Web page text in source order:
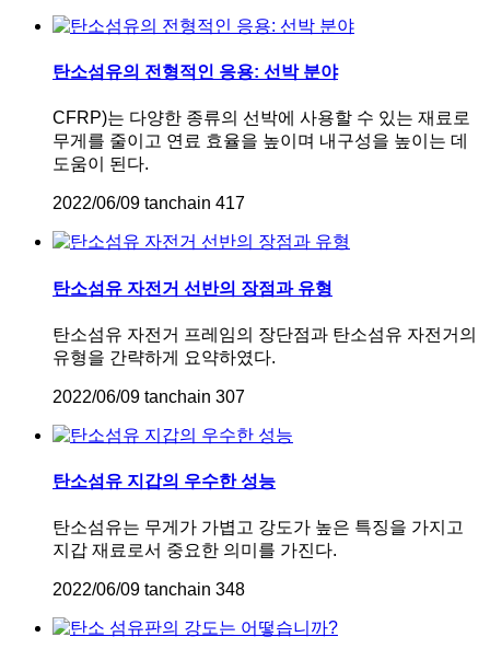
탄소섬유의 전형적인 응용: 선박 분야
CFRP)는 다양한 종류의 선박에 사용할 수 있는 재료로
무게를 줄이고 연료 효율을 높이며 내구성을 높이는 데
도움이 된다.
2022/06/09 tanchain 417
탄소섬유 자전거 선반의 장점과 유형
탄소섬유 자전거 프레임의 장단점과 탄소섬유 자전거의
유형을 간략하게 요약하였다.
2022/06/09 tanchain 307
탄소섬유 지갑의 우수한 성능
탄소섬유는 무게가 가볍고 강도가 높은 특징을 가지고
지갑 재료로서 중요한 의미를 가진다.
2022/06/09 tanchain 348